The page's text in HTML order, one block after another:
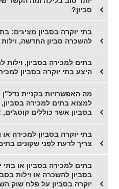
סביון?
בתי יוקרה בסביון מציגים:
להשכרה סביון החדשה, וילות
בתים למכירה בסביון, וילות
היצע בתי יוקרה בסביון
מה האפשרויות בקניית נדל"ן
למצוא בתים למכירה
בסביון אשר כוללים קוטג'ים,
בתי יוקרה בסביון למכירה
צריך לדעת לפני שקונים
בתים למכירה בסביון או
בסביון להשכרה או וילות
יוקרה בסביון על פלח שוק